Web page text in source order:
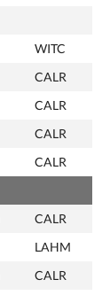
WITC
CALR
CALR
CALR
CALR
CALR
LAHM
CALR